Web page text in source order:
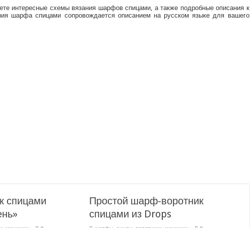
интересные схемы вязания шарфов спицами, а также подробные описания к
шарфа спицами сопровождается описанием на русском языке для вашего
спицами
Простой шарф-воротник
спицами из Drops